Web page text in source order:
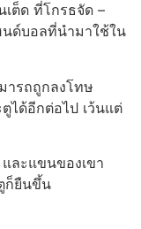
ต็ด ที่โกรธจัด –
ด์บอลที่นำมาใช้ใน
ารถถูกลงโทษ
ได้อีกต่อไป เว้นแต่
ละแขนของเขา
ก็ยืนขึ้น